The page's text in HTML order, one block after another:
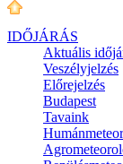
IDŐJÁRÁS
Aktuális
Veszélyjelzés
Előrejelzés
Budapest
Tavaink